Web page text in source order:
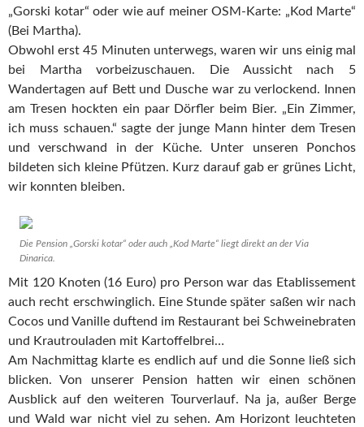
„Gorski kotar“ oder wie auf meiner OSM-Karte: „Kod Marte“
(Bei Martha).
Obwohl erst 45 Minuten unterwegs, waren wir uns einig mal
bei Martha vorbeizuschauen. Die Aussicht nach 5
Wandertagen auf Bett und Dusche war zu verlockend. Innen
am Tresen hockten ein paar Dörfler beim Bier. „Ein Zimmer,
ich muss schauen.“ sagte der junge Mann hinter dem Tresen
und verschwand in der Küche. Unter unseren Ponchos
bildeten sich kleine Pfützen. Kurz darauf gab er grünes Licht,
wir konnten bleiben.
Die Pension „Gorski kotar“ oder auch „Kod Marte“ liegt direkt an der Via
Dinarica.
Mit 120 Knoten (16 Euro) pro Person war das Etablissement
auch recht erschwinglich. Eine Stunde später saßen wir nach
Cocos und Vanille duftend im Restaurant bei Schweinebraten
und Krautrouladen mit Kartoffelbrei…
Am Nachmittag klarte es endlich auf und die Sonne ließ sich
blicken. Von unserer Pension hatten wir einen schönen
Ausblick auf den weiteren Tourverlauf. Na ja, außer Berge
und Wald war nicht viel zu sehen. Am Horizont leuchteten